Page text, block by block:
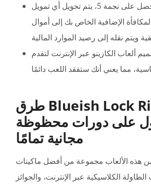
لذلك، عندما تحصل على نجمة 5، يتم تحويل أي تمويل
الإضافية الخاص بك إلى أموال
ألعاب الكازينو عبر الإنترنت لتقدم
طرق Blueish Lock Rivals
على دورات محظوظة
مجانية تمامًا
هذه الألعاب مجموعة من أفضل ماكينات
الطاولة الكلاسيكية عبر الإنترنت، والجوائز